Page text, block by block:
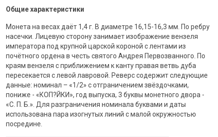
Общие характеристики
Монета на весах даёт 1,4 г. В диаметре 16,15-16,3 мм. По ребру
насечки. Лицевую сторону занимает изображение вензеля
императора под крупной царской короной с лентами из
почётного ордена в честь святого Андрея Первозванного. По
краям вензеля с приближением к канту правая ветвь дуба
пересекается с левой лавровой. Реверс содержит следующие
данные: номинал – «1/2» с отграничением звёздочками,
пониже - «КОП?ЙКИ», год выпуска, 3 буквы монетного двора -
«С. П. Б.». Для разграничения номинала буквами и даты
использована пара изогнутых линий с малой окружностью
посредине.